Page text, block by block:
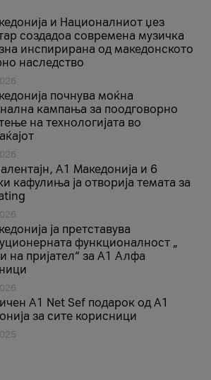
и Националниот џез
создадоа современа музичка
инспирирана од македонското
наследство
почнува моќна
кампања за поодговорно
на технологијата во
A1 Македонија и 6
кафулиња ја отворија темата за
ја претставува
функционалност „
на пријател“ за А1 Алфа
A1 Net Sеf подарок од А1
за сите корисници